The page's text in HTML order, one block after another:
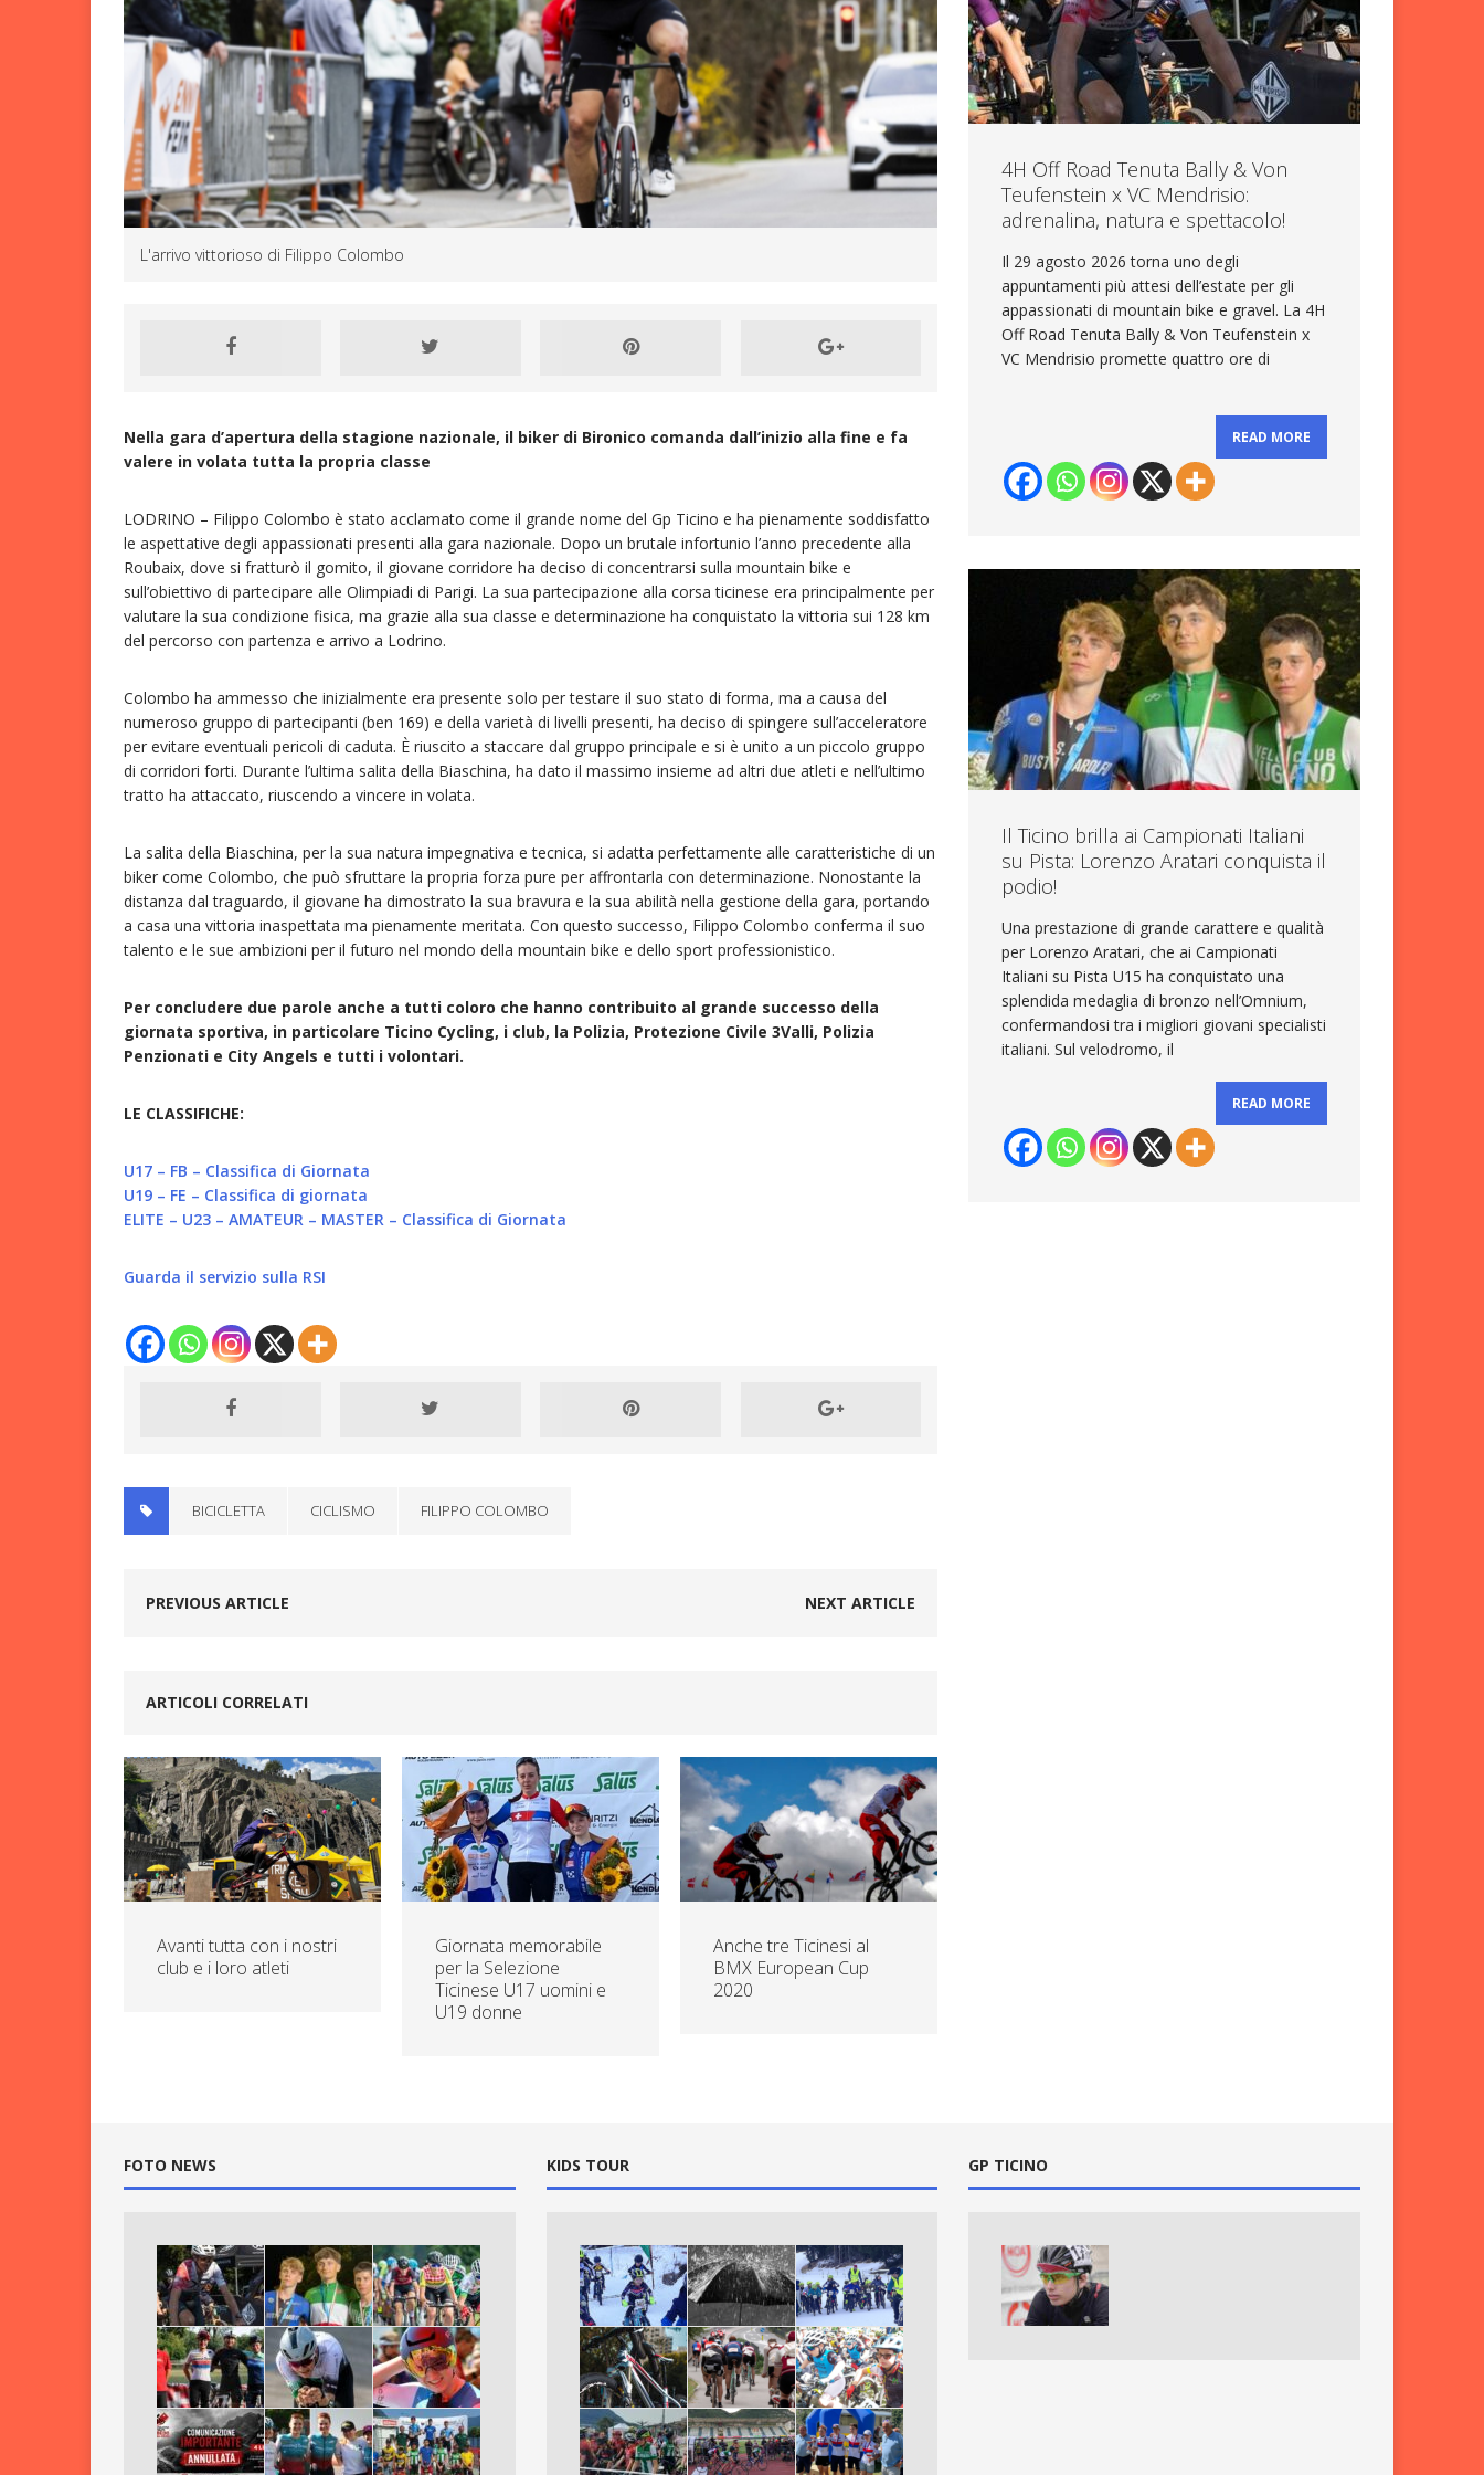
Nazionali, segnali positivi per il team CYCLING NEWS
[ 6 Agosto 2026 ] 4H Off Road Tenuta Bally & Von Teufenstein x VC
Mendrisio: adrenalina, natura e spettacolo! CYCLING NEWS
L'arrivo vittorioso di Filippo Colombo
Nella gara d’apertura della stagione nazionale, il biker di Bironico comanda dall’inizio alla fine e fa
valere in volata tutta la propria classe
LODRINO – Filippo Colombo è stato acclamato come il grande nome del Gp Ticino e ha pienamente soddisfatto
le aspettative degli appassionati presenti alla gara nazionale. Dopo un brutale infortunio l’anno precedente alla
Roubaix, dove si fratturò il gomito, il giovane corridore ha deciso di concentrarsi sulla mountain bike e
sull’obiettivo di partecipare alle Olimpiadi di Parigi. La sua partecipazione alla corsa ticinese era principalmente per
valutare la sua condizione fisica, ma grazie alla sua classe e determinazione ha conquistato la vittoria sui 128 km
del percorso con partenza e arrivo a Lodrino.
Colombo ha ammesso che inizialmente era presente solo per testare il suo stato di forma, ma a causa del
numeroso gruppo di partecipanti (ben 169) e della varietà di livelli presenti, ha deciso di spingere sull’acceleratore
per evitare eventuali pericoli di caduta. È riuscito a staccare dal gruppo principale e si è unito a un piccolo gruppo
di corridori forti. Durante l’ultima salita della Biaschina, ha dato il massimo insieme ad altri due atleti e nell’ultimo
tratto ha attaccato, riuscendo a vincere in volata.
La salita della Biaschina, per la sua natura impegnativa e tecnica, si adatta perfettamente alle caratteristiche di un
biker come Colombo, che può sfruttare la propria forza pure per affrontarla con determinazione. Nonostante la
distanza dal traguardo, il giovane ha dimostrato la sua bravura e la sua abilità nella gestione della gara, portando
a casa una vittoria inaspettata ma pienamente meritata. Con questo successo, Filippo Colombo conferma il suo
talento e le sue ambizioni per il futuro nel mondo della mountain bike e dello sport professionistico.
Per concludere due parole anche a tutti coloro che hanno contribuito al grande successo della
giornata sportiva, in particolare Ticino Cycling, i club, la Polizia, Protezione Civile 3Valli, Polizia
Penzionati e City Angels e tutti i volontari.
LE CLASSIFICHE:
U17 – FB – Classifica di Giornata
U19 – FE – Classifica di giornata
ELITE – U23 – AMATEUR – MASTER – Classifica di Giornata
Guarda il servizio sulla RSI
BICICLETTA CICLISMO FILIPPO COLOMBO
PREVIOUS ARTICLE NEXT ARTICLE
ARTICOLI CORRELATI
Avanti tutta con i nostri
club e i loro atleti
Giornata memorabile
per la Selezione
Ticinese U17 uomini e
U19 donne
Anche tre Ticinesi al
BMX European Cup
2020
4H Off Road Tenuta Bally & Von
Teufenstein x VC Mendrisio:
adrenalina, natura e spettacolo!
Il 29 agosto 2026 torna uno degli
appuntamenti più attesi dell’estate per gli
appassionati di mountain bike e gravel. La 4H
Off Road Tenuta Bally & Von Teufenstein x
VC Mendrisio promette quattro ore di
READ MORE
Il Ticino brilla ai Campionati Italiani
su Pista: Lorenzo Aratari conquista il
podio!
Una prestazione di grande carattere e qualità
per Lorenzo Aratari, che ai Campionati
Italiani su Pista U15 ha conquistato una
splendida medaglia di bronzo nell’Omnium,
confermandosi tra i migliori giovani specialisti
italiani. Sul velodromo, il
READ MORE
FOTO NEWS KIDS TOUR GP TICINO